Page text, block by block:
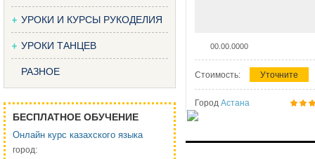
УРОКИ И КУРСЫ РУКОДЕЛИЯ
УРОКИ ТАНЦЕВ
РАЗНОЕ
БЕСПЛАТНОЕ ОБУЧЕНИЕ
Онлайн курс казахского языка
город:
00.00.0000
Стоимость: Уточните
Город Астана